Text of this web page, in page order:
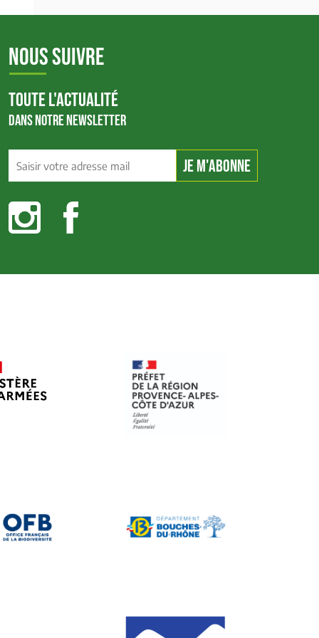
NOUS SUIVRE
TOUTE L'ACTUALITÉ
DANS NOTRE NEWSLETTER